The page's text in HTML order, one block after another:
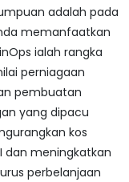
adalah pada
memanfaatkan
ialah rangka
perniagaan
pembuatan
yang dipacu
kos
dan meningkatkan
perbelanjaan